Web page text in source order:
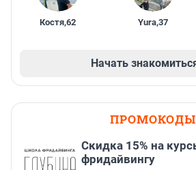
Костя,62 Yura,37
Начать
ПРОМОКОДЫ
Скидка 15% на
фридайвингу